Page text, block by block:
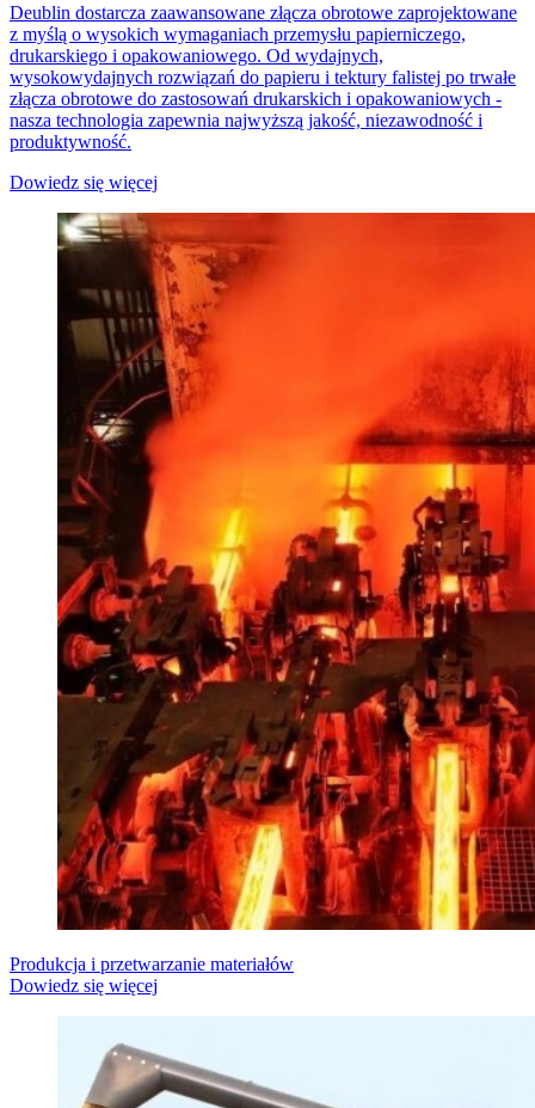
Deublin dostarcza zaawansowane złącza obrotowe zaprojektowane
z myślą o wysokich wymaganiach przemysłu papierniczego,
drukarskiego i opakowaniowego. Od wydajnych,
wysokowydajnych rozwiązań do papieru i tektury falistej po trwałe
złącza obrotowe do zastosowań drukarskich i opakowaniowych -
nasza technologia zapewnia najwyższą jakość, niezawodność i
produktywność.
Dowiedz się więcej
Produkcja i przetwarzanie materiałów
Dowiedz się więcej